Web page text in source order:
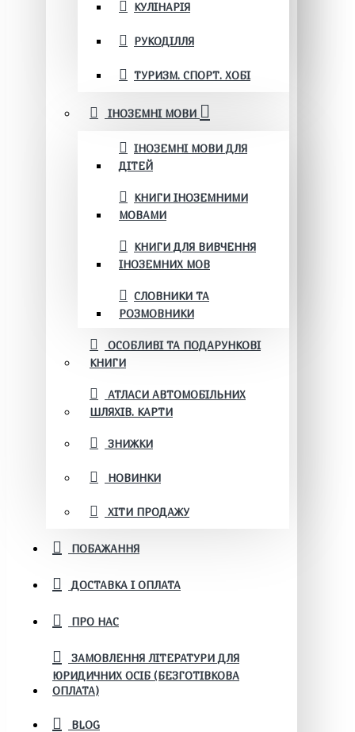
КУЛІНАРІЯ
РУКОДІЛЛЯ
ТУРИЗМ. СПОРТ. ХОБІ
ІНОЗЕМНІ МОВИ
ІНОЗЕМНІ МОВИ ДЛЯ
ДІТЕЙ
КНИГИ ІНОЗЕМНИМИ
МОВАМИ
КНИГИ ДЛЯ ВИВЧЕННЯ
ІНОЗЕМНИХ МОВ
СЛОВНИКИ ТА
РОЗМОВНИКИ
ОСОБЛИВІ ТА ПОДАРУНКОВІ
КНИГИ
АТЛАСИ АВТОМОБІЛЬНИХ
ШЛЯХІВ. КАРТИ
ЗНИЖКИ
НОВИНКИ
ХІТИ ПРОДАЖУ
ПОБАЖАННЯ
ДОСТАВКА І ОПЛАТА
ПРО НАС
ЗАМОВЛЕННЯ ЛІТЕРАТУРИ ДЛЯ
ЮРИДИЧНИХ ОСІБ (БЕЗГОТІВКОВА
ОПЛАТА)
BLOG